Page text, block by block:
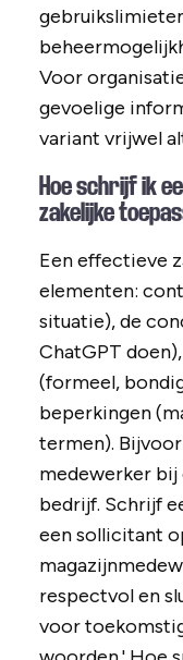
Voor
gevoelige
variant vrijwel
Hoe schrijf ik
zakelijke
Een effectieve
elementen:
situatie), de
ChatGPT
(formeel,
beperkingen
termen).
medewerker
bedrijf. Schrijf
een sollicitant
respectvol en
voor